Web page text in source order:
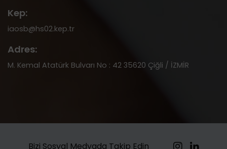
Kep:
iaosb@hs02.kep.tr
Adres:
M. Kemal Atatürk Bulvarı No : 42 35620 Çiğli / İZMİR
Bizi Sosyal Medyada Takip Edin